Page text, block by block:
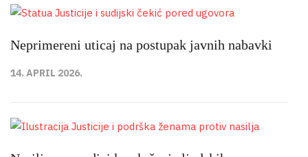
Neprimereni uticaj na postupak javnih nabavki
14. APRIL 2026.